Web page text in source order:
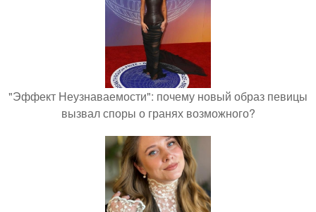
"Эффект Неузнаваемости": почему новый образ певицы
вызвал споры о гранях возможного?